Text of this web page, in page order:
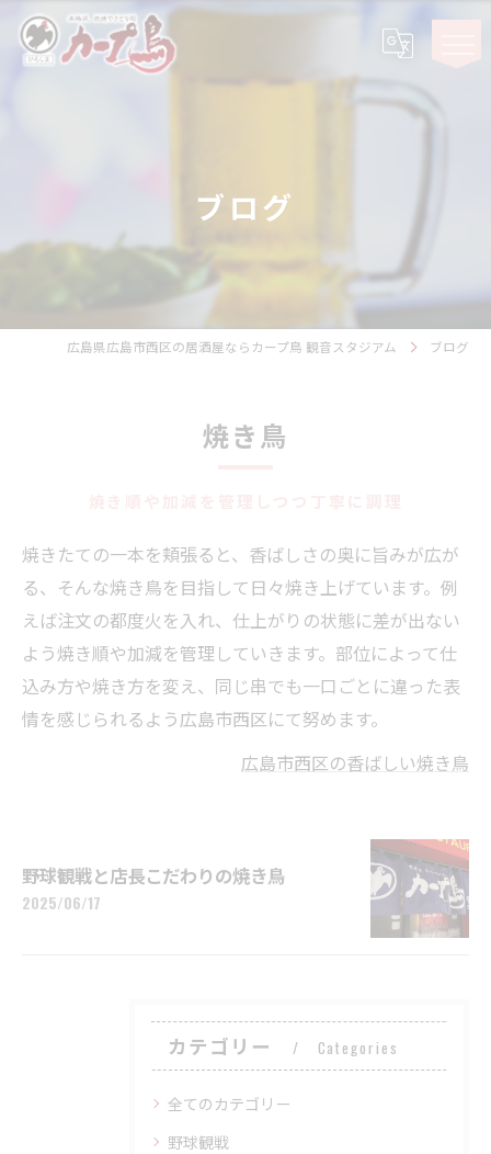
ブログ
広島県広島市西区の居酒屋ならカープ鳥 観音スタジアム ブログ
焼き鳥
焼きたての一本を頬張ると、香ばしさの奥に旨みが広が
る、そんな焼き鳥を目指して日々焼き上げています。例
えば注文の都度火を入れ、仕上がりの状態に差が出ない
よう焼き順や加減を管理していきます。部位によって仕
込み方や焼き方を変え、同じ串でも一口ごとに違った表
情を感じられるよう広島市西区にて努めます。
広島市西区の香ばしい焼き鳥
野球観戦と店長こだわりの焼き鳥
2025/06/17
カテゴリー Categories
全てのカテゴリー
野球観戦